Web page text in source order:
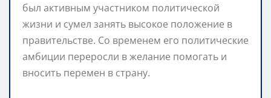
был активным участником политической
жизни и сумел занять высокое положение в
правительстве. Со временем его политические
амбиции переросли в желание помогать и
вносить перемен в страну.